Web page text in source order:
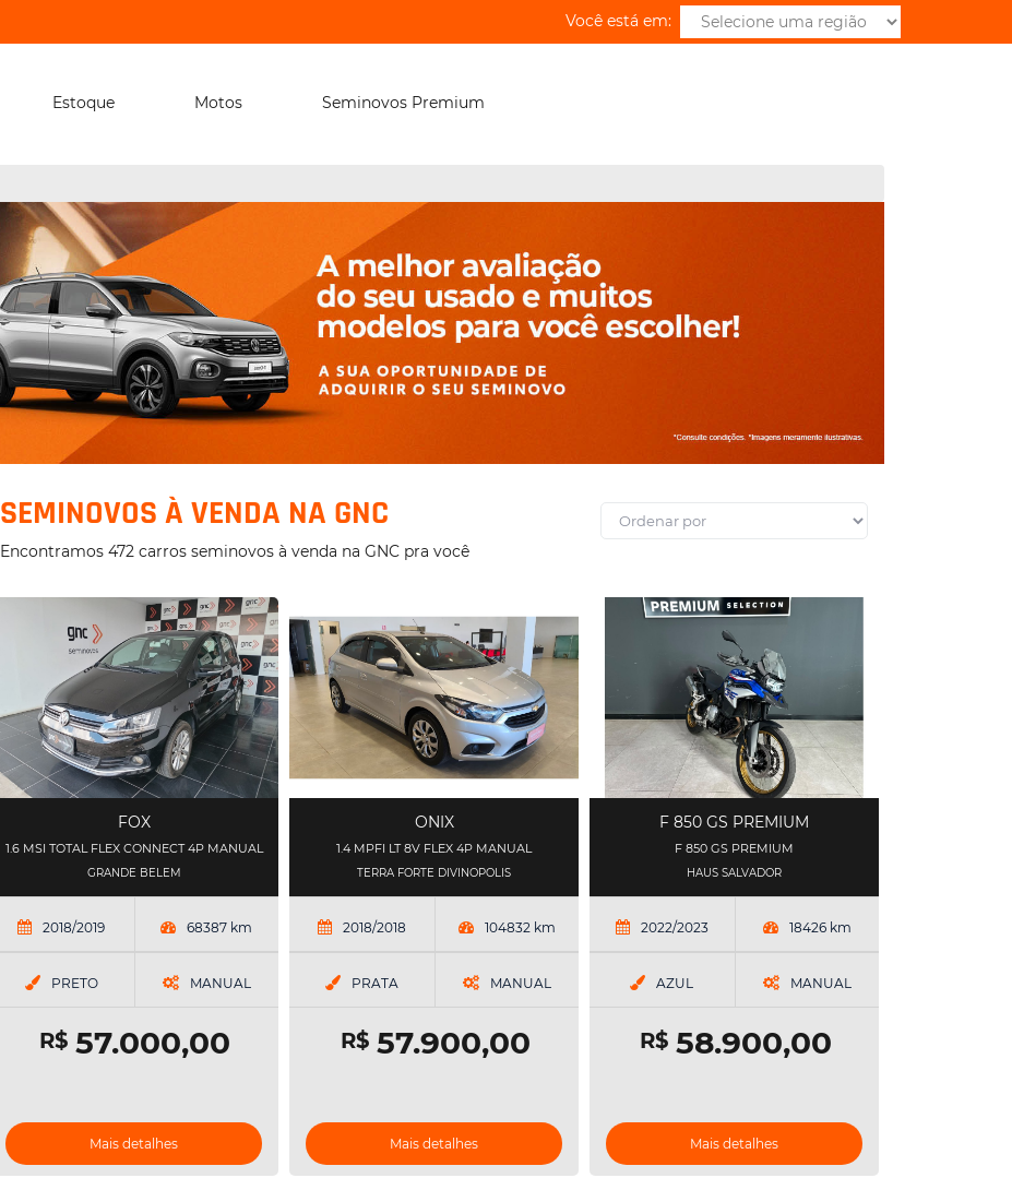
Você está em:
Estoque Motos Seminovos Premium
SEMINOVOS À VENDA NA GNC
Encontramos 472 carros seminovos à venda na GNC pra você
FOX
1.6 MSI TOTAL FLEX CONNECT 4P MANUAL
GRANDE BELEM
2018/2019 68387 km
PRETO MANUAL
R$57.000,00
Mais detalhes
ONIX
1.4 MPFI LT 8V FLEX 4P MANUAL
TERRA FORTE DIVINOPOLIS
2018/2018 104832 km
PRATA MANUAL
R$57.900,00
Mais detalhes
F 850 GS PREMIUM
F 850 GS PREMIUM
HAUS SALVADOR
2022/2023 18426 km
AZUL MANUAL
R$58.900,00
Mais detalhes